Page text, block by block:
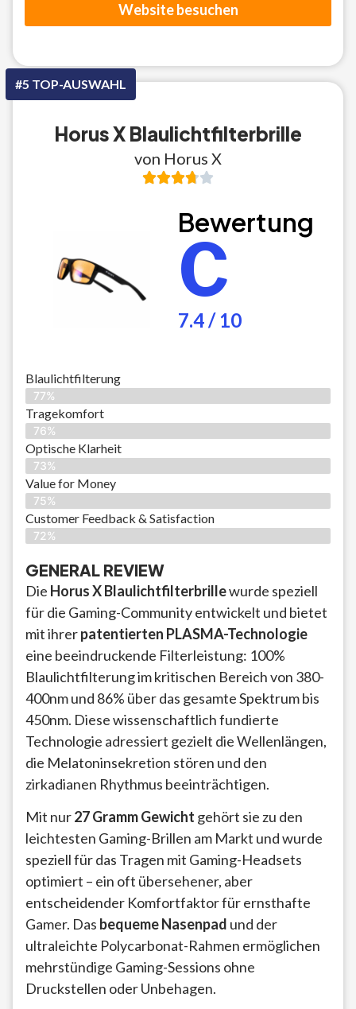
Website besuchen
#5 TOP-AUSWAHL
Horus X Blaulichtfilterbrille
von Horus X
Bewertung
C
7.4 / 10
Blaulichtfilterung
77%
Tragekomfort
76%
Optische Klarheit
73%
Value for Money
75%
Customer Feedback & Satisfaction​
72%
GENERAL REVIEW
Die Horus X Blaulichtfilterbrillewurde speziell
für die Gaming-Community entwickelt und bietet
mit ihrerpatentierten PLASMA-Technologie
eine beeindruckende Filterleistung: 100%
Blaulichtfilterung im kritischen Bereich von 380-
400nm und 86% über das gesamte Spektrum bis
450nm. Diese wissenschaftlich fundierte
Technologie adressiert gezielt die Wellenlängen,
die Melatoninsekretion stören und den
zirkadianen Rhythmus beeinträchtigen.
Mit nur27 Gramm Gewicht gehört sie zu den
leichtesten Gaming-Brillen am Markt und wurde
speziell für das Tragen mit Gaming-Headsets
optimiert – ein oft übersehener, aber
entscheidender Komfortfaktor für ernsthafte
Gamer. Das bequeme Nasenpad und der
ultraleichte Polycarbonat-Rahmen ermöglichen
mehrstündige Gaming-Sessions ohne
Druckstellen oder Unbehagen.